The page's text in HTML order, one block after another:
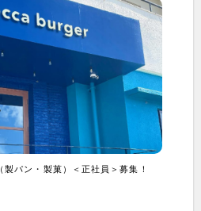
パン・製菓）＜正社員＞募集！